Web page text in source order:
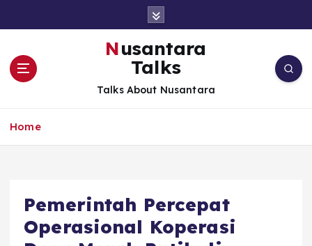
Nusantara
Talks
Talks About Nusantara
Home
Pemerintah Percepat
Operasional Koperasi